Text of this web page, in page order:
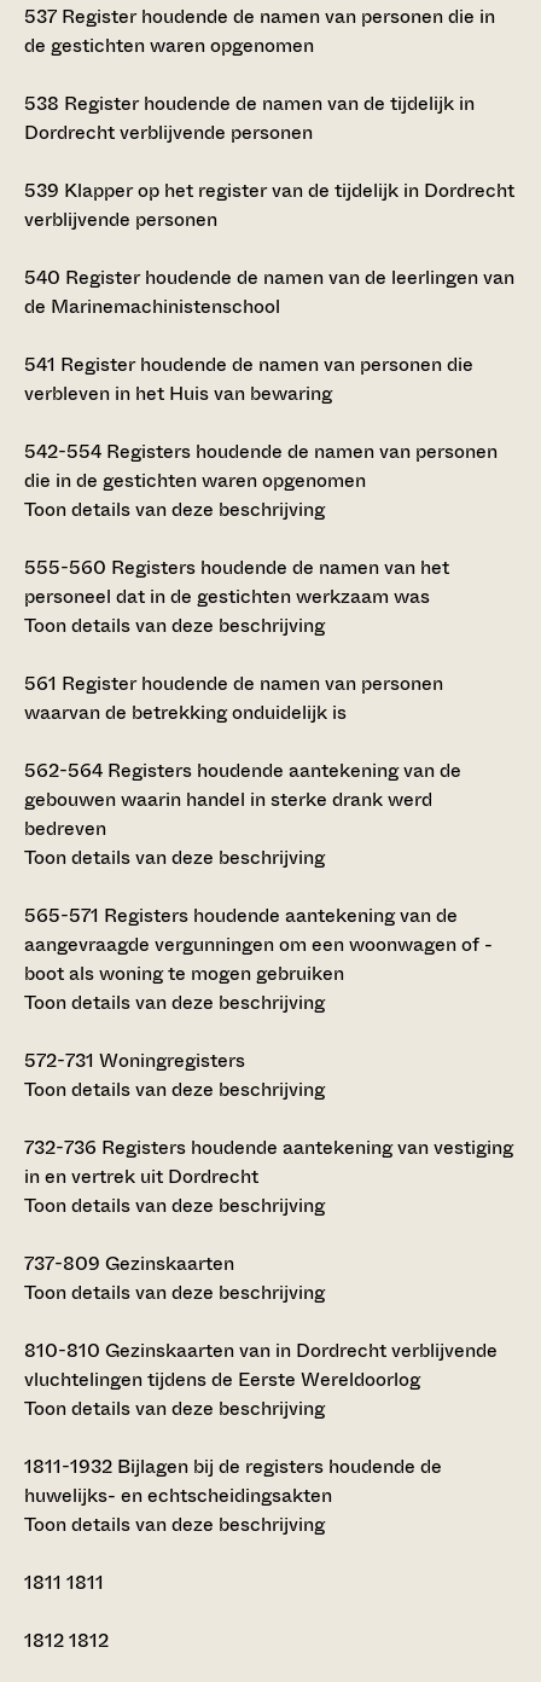
537 Register houdende de namen van personen die in
de gestichten waren opgenomen
538 Register houdende de namen van de tijdelijk in
Dordrecht verblijvende personen
539 Klapper op het register van de tijdelijk in Dordrecht
verblijvende personen
540 Register houdende de namen van de leerlingen van
de Marinemachinistenschool
541 Register houdende de namen van personen die
verbleven in het Huis van bewaring
542-554 Registers houdende de namen van personen
die in de gestichten waren opgenomen
Toon details van deze beschrijving
555-560 Registers houdende de namen van het
personeel dat in de gestichten werkzaam was
Toon details van deze beschrijving
561 Register houdende de namen van personen
waarvan de betrekking onduidelijk is
562-564 Registers houdende aantekening van de
gebouwen waarin handel in sterke drank werd
bedreven
Toon details van deze beschrijving
565-571 Registers houdende aantekening van de
aangevraagde vergunningen om een woonwagen of -
boot als woning te mogen gebruiken
Toon details van deze beschrijving
572-731 Woningregisters
Toon details van deze beschrijving
732-736 Registers houdende aantekening van vestiging
in en vertrek uit Dordrecht
Toon details van deze beschrijving
737-809 Gezinskaarten
Toon details van deze beschrijving
810-810 Gezinskaarten van in Dordrecht verblijvende
vluchtelingen tijdens de Eerste Wereldoorlog
Toon details van deze beschrijving
1811-1932 Bijlagen bij de registers houdende de
huwelijks- en echtscheidingsakten
Toon details van deze beschrijving
1811 1811
18121812